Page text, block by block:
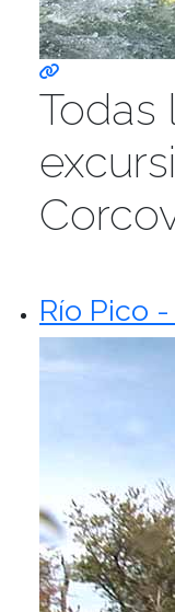
Todas
Río Pico